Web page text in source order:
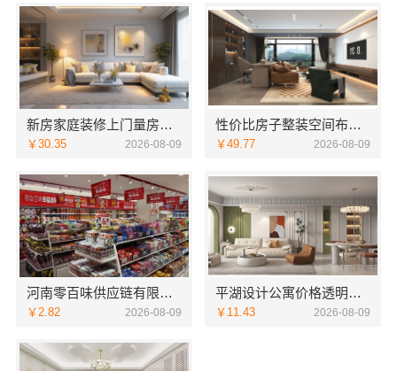
新房家庭装修上门量房整体落地，福建尚艺空间新材料科技
￥30.35 2026-08-09
性价比房子整装空间布局上门服务—浙江乐享新材料有限公司
￥49.77 2026-08-09
河南零百味供应链有限公司低成本量贩零食全域盈利
￥2.82 2026-08-09
平湖设计公寓价格透明吗？嘉兴家美建材科技为您规划
￥11.43 2026-08-09